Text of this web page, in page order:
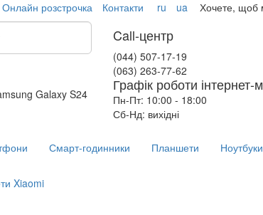
Онлайн розстрочка Контакти ru ua Хочете, щоб
Galaxy S24
Call-центр
(044) 507-17-19
(063) 263-77-62
Графік роботи інтернет-
Пн-Пт: 10:00 - 18:00
Сб-Нд: вихідні
Смарт-годинники Планшети Ноутбуки
Xiaomi